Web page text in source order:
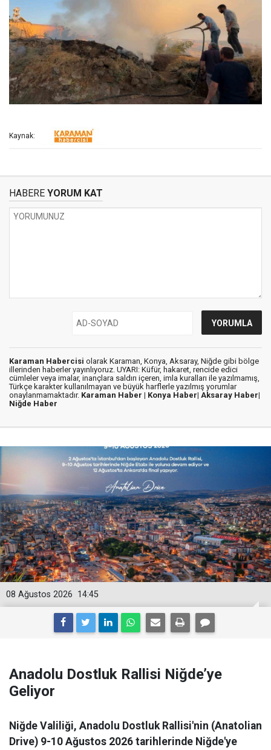
Kaynak:
HABERE YORUM KAT
Karaman Habercisi olarak Karaman, Konya, Aksaray, Niğde gibi bölge
illerinden haberler yayınlıyoruz. UYARI: Küfür, hakaret, rencide edici
cümleler veya imalar, inançlara saldırı içeren, imla kuralları ile yazılmamış,
Türkçe karakter kullanılmayan ve büyük harflerle yazılmış yorumlar
onaylanmamaktadır. Karaman Haber | Konya Haber| Aksaray Haber|
Niğde Haber
14:45
08 Ağustos 2026
Anadolu Dostluk Rallisi Niğde’ye
Geliyor
Niğde Valiliği, Anadolu Dostluk Rallisi'nin (Anatolian
Drive) 9-10 Ağustos 2026 tarihlerinde Niğde'ye